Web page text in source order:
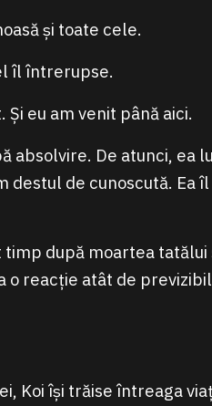
și toate cele.
îl întrerupse.
eu am venit până aici.
absolvire. De atunci, ea
destul de cunoscută. Ea
timp după moartea tatălui
reacție atât de
Koi își trăise întreaga